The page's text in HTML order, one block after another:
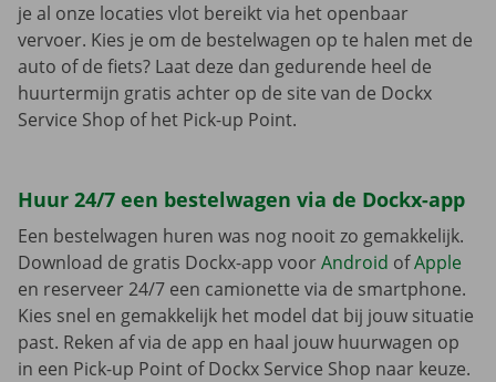
je al onze locaties vlot bereikt via het openbaar
vervoer. Kies je om de bestelwagen op te halen met de
auto of de fiets? Laat deze dan gedurende heel de
huurtermijn gratis achter op de site van de Dockx
Service Shop of het Pick-up Point.
Huur 24/7 een bestelwagen via de Dockx-app
Een bestelwagen huren was nog nooit zo gemakkelijk.
Download de gratis Dockx-app voorAndroid ofApple
en reserveer 24/7 een camionette via de smartphone.
Kies snel en gemakkelijk het model dat bij jouw situatie
past. Reken af via de app en haal jouw huurwagen op
in een Pick-up Point of Dockx Service Shop naar keuze.